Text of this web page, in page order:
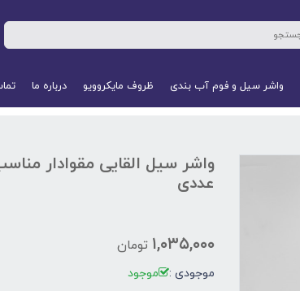
واشر سیل و فوم آب‌ بندی ظروف مایکروویو درباره ما
عددی
۱,۰۳۵,۰۰۰ تومان
موجودی : موجود